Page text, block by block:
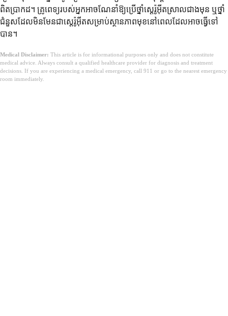
ពិតប្រាកដ។ គ្រូពេទ្យរបស់អ្នកអាចណែនាំឱ្យប្រើថ្នាំស្តេរ៉ូអ៊ីតស្រាលជាងមុន ឬថ្នាំ
ជំនួសដែលមិនមែនជាស្តេរ៉ូអ៊ីតសម្រាប់ស្ថានភាពមុខនៅពេលដែលអាចធ្វើទៅ
បាន។
Medical Disclaimer: This article is for informational purposes only and does not constitute
medical advice. Always consult a qualified healthcare provider for diagnosis and treatment
decisions. If you are experiencing a medical emergency, call 911 or go to the nearest emergency
room immediately.